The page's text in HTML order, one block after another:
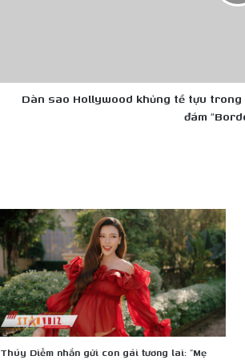
Dàn sao Hollywood khủng tề tựu
đám
Thúy Diễm nhắn gửi con gái tương lai: “Mẹ